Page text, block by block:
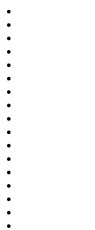
ریمیکس
ریمیکس
زانیار
زانیار
زیر صفر
ساسان
ساسان
سالار
سالار
سالار
سام
سامان
سامان
سامان
سامان